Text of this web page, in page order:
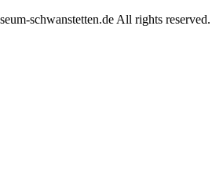
schwanstetten.de All rights reserved.